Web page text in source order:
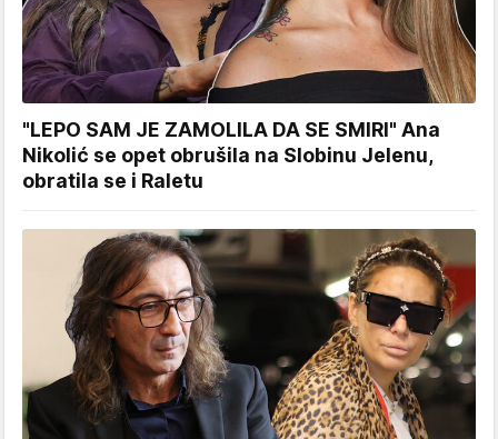
"LEPO SAM JE ZAMOLILA DA SE SMIRI" Ana
Nikolić se opet obrušila na Slobinu Jelenu,
obratila se i Raletu